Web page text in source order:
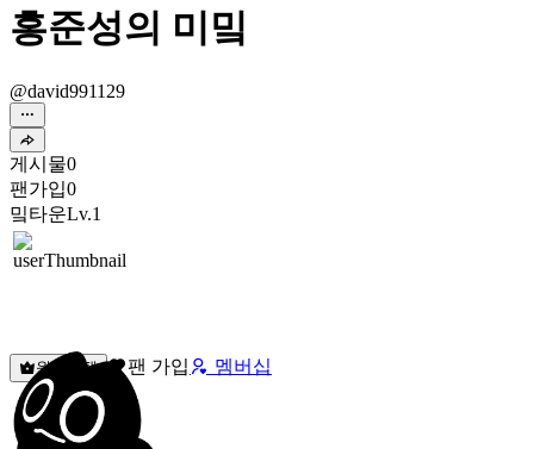
홍준성의 미밐
@david991129
게시물0
팬가입0
밐타운Lv.1
원픽선택 팬 가입 멤버십
밐타운
피드